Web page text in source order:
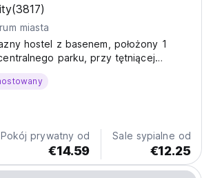
(3817)
miasta
hostel z basenem, położony 1
parku, przy tętniącej
barów i restauracji. Odwiedź nas,
pobyt w Antigua.
Pokój prywatny od
€14.59
Sale sypialne od
€12.25